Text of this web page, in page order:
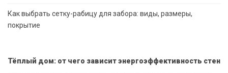
Как выбрать сетку-рабицу для забора: виды, размеры,
покрытие
Тёплый дом: от чего зависит энергоэффективность стен